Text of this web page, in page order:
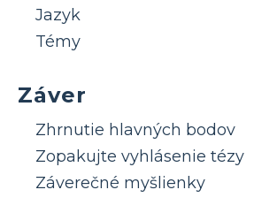
Jazyk
Témy
Záver
Zhrnutie hlavných bodov
Zopakujte vyhlásenie tézy
Záverečné myšlienky